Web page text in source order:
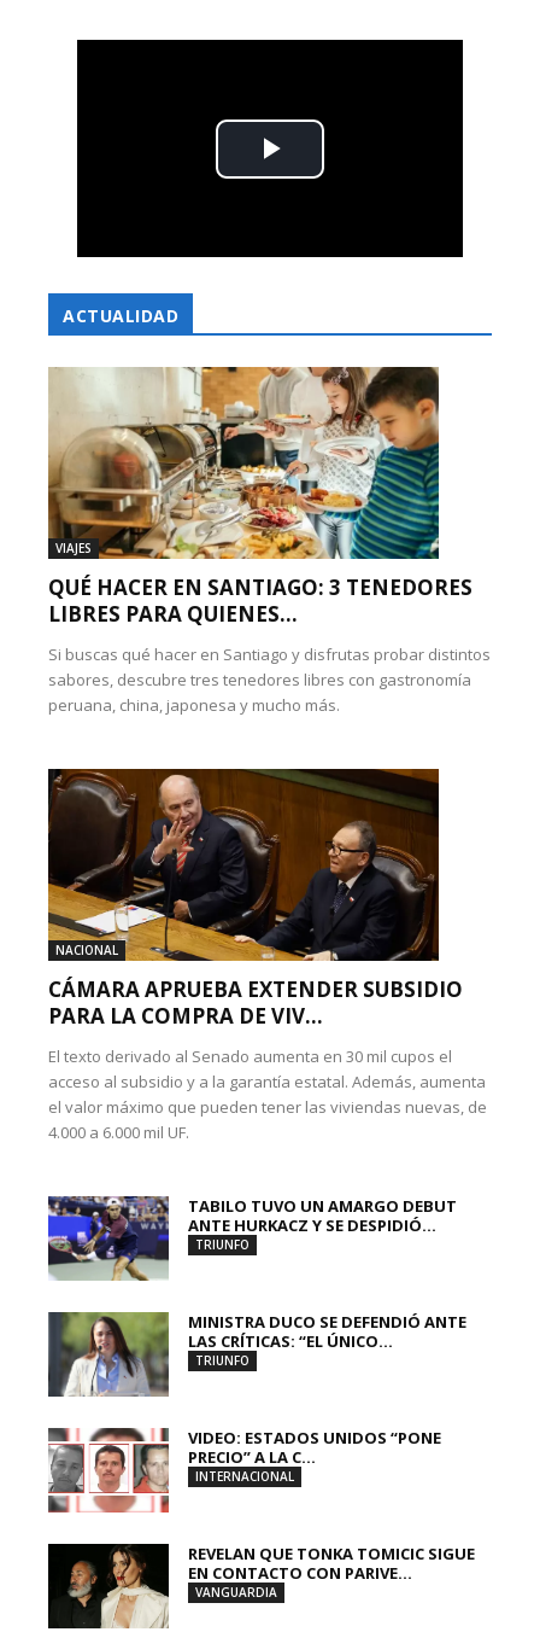
ACTUALIDAD
VIAJES
QUÉ HACER EN SANTIAGO: 3 TENEDORES
LIBRES PARA QUIENES...
Si buscas qué hacer en Santiago y disfrutas probar distintos
sabores, descubre tres tenedores libres con gastronomía
peruana, china, japonesa y mucho más.
NACIONAL
CÁMARA APRUEBA EXTENDER SUBSIDIO
PARA LA COMPRA DE VIV...
El texto derivado al Senado aumenta en 30 mil cupos el
acceso al subsidio y a la garantía estatal. Además, aumenta
el valor máximo que pueden tener las viviendas nuevas, de
4.000 a 6.000 mil UF.
TABILO TUVO UN AMARGO DEBUT
ANTE HURKACZ Y SE DESPIDIÓ...
TRIUNFO
MINISTRA DUCO SE DEFENDIÓ ANTE
LAS CRÍTICAS: “EL ÚNICO...
TRIUNFO
VIDEO: ESTADOS UNIDOS “PONE
PRECIO” A LA C...
INTERNACIONAL
REVELAN QUE TONKA TOMICIC SIGUE
EN CONTACTO CON PARIVE...
VANGUARDIA